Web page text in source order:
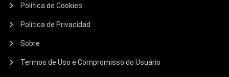
Política de Cookies
Política de Privacidad
Sobre
Termos de Uso e Compromisso do Usuário